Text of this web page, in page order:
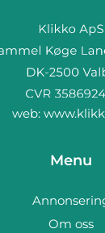
web:
Menu
Om oss